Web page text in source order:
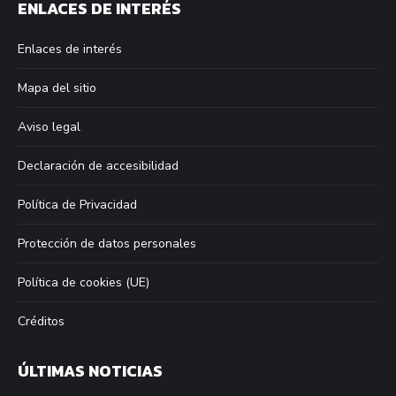
opens
new
window
opens
new
window
opens
new
window
opens
new
ENLACES DE INTERÉS
Enlaces de interés
Mapa del sitio
Aviso legal
Declaración de accesibilidad
Política de Privacidad
Protección de datos personales
Política de cookies (UE)
Créditos
ÚLTIMAS NOTICIAS